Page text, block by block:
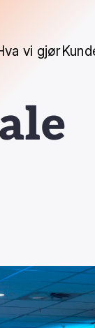
vi gjør